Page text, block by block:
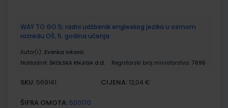
WAY TO GO 5; radni udžbenik engleskog jezika u osmom
razredu OŠ, 5. godina učenja
Autor(i): Zvonka Ivković
Nakladnik: ŠKOLSKA KNJIGA d.d. Registarski broj ministarstva: 7696
SKU: 569141 CIJENA: 12,04 €
ŠIFRA OMOTA: 500170